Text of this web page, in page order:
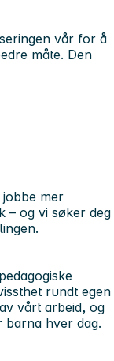
vår for å
måte. Den
mer
– og vi søker deg
rundt egen
vårt arbeid, og
hver dag.